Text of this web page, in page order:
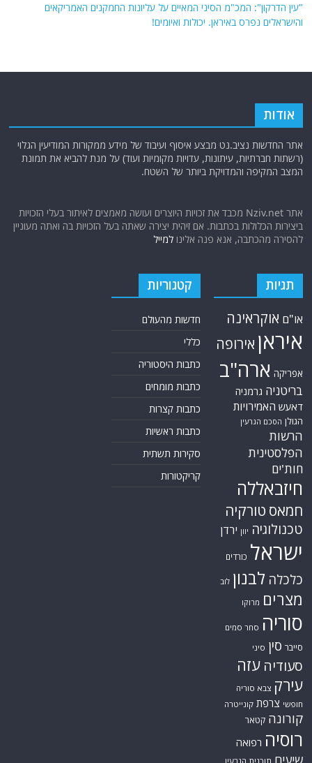
"עין הדרקון": המכ"מ הסיני המאיים על עליונות החמקנים האמריקאים
והישראלים נפרס באיראן. יכולות ואיומים!
אודות
אתר החדשות נציב.נט מבצע איסוף ועיבוד של מידע ממקורות המודיעין הגלוי
(רשתות חברתיות, עיתונות, עדויות מקומיות ועוד) על מנת להביא את תמונת
המצב המקיפה והמדויקת ביותר של השטח.
אתר Nziv.net מכבד את זכויות היוצרים ועושה מאמצים לאיתור בעלי הזכויות
ביצירות הכלולות בכתבות. אם זיהית יצירה שאתה בעל הזכויות בה ואתה מעוניין
להסירה מהכתבה, אנא פנה אלינולמייל
תגיות
או"ם אוקראינה
איראן אירופה
אפריקה ארה"ב
בריטניה גרמניה
דאעש האמירויות
הגולן הסכם הגרעין
הרשות
הפלסטינית
חות'ים
חיזבאללה
חמאס טורקיה
טכנולוגיה יוון ירדן
ישראל כורדים
כלכלה לבנון לוב
מצרים מרוקו
סוריה סחר סמים
סייבר סין סיני
סעודיה עזה
עירק צבא סוריה
חופשי צרפת קונייטרה
קורונה קטאר
רוסיה רפואה
קטגוריות
חדשות מהעולם
כללי
כתבות היסטוריה
כתבות מומחים
כתבות קצרות
כתבות ראשיות
סקירות תשתית
קריקטורות